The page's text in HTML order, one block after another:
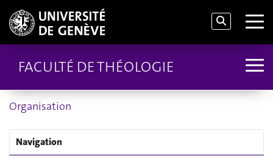
FACULTÉ DE THÉOLOGIE
Organisation
Navigation